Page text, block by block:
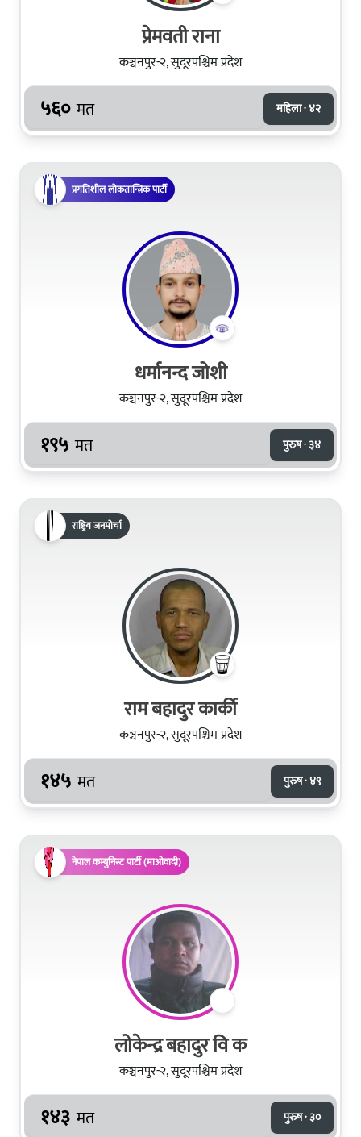
प्रेमवती राना
कञ्चनपुर-२, सुदूरपश्चिम प्रदेश
५६० मत महिला · ४२
प्रगतिशील लोकतान्त्रिक पार्टी
धर्मानन्द जोशी
कञ्चनपुर-२, सुदूरपश्चिम प्रदेश
१९५ मत पुरुष · ३४
राष्ट्रिय जनमोर्चा
राम बहादुर कार्की
कञ्चनपुर-२, सुदूरपश्चिम प्रदेश
१४५ मत पुरुष · ४९
नेपाल कम्युनिस्ट पार्टी (माओवादी)
लोकेन्द्र बहादुर वि क
कञ्चनपुर-२, सुदूरपश्चिम प्रदेश
१४३ मत पुरुष · ३०